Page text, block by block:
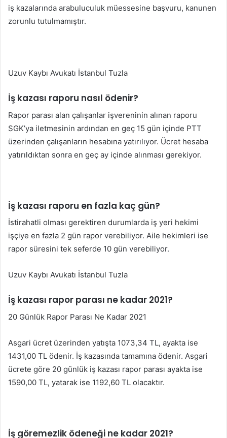
iş kazalarında arabuluculuk müessesine başvuru, kanunen
zorunlu tutulmamıştır.
Uzuv Kaybı Avukatı İstanbul Tuzla
İş kazası raporu nasıl ödenir?
Rapor parası alan çalışanlar işvereninin alınan raporu
SGK’ya iletmesinin ardından en geç 15 gün içinde PTT
üzerinden çalışanların hesabına yatırılıyor. Ücret hesaba
yatırıldıktan sonra en geç ay içinde alınması gerekiyor.
İş kazası raporu en fazla kaç gün?
İstirahatli olması gerektiren durumlarda iş yeri hekimi
işçiye en fazla 2 gün rapor verebiliyor. Aile hekimleri ise
rapor süresini tek seferde 10 gün verebiliyor.
Uzuv Kaybı Avukatı İstanbul Tuzla
İş kazası rapor parası ne kadar 2021?
20 Günlük Rapor Parası Ne Kadar 2021
Asgari ücret üzerinden yatışta 1073,34 TL, ayakta ise
1431,00 TL ödenir. İş kazasında tamamına ödenir. Asgari
ücrete göre 20 günlük iş kazası rapor parası ayakta ise
1590,00 TL, yatarak ise 1192,60 TL olacaktır.
İş göremezlik ödeneği ne kadar 2021?